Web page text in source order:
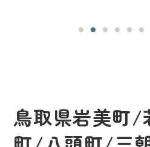
鳥取県岩美町